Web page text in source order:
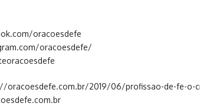
oracoesdefe
oracoesdefe/
oracoesdefe.com.br/2019/06/profissao-de-fe-